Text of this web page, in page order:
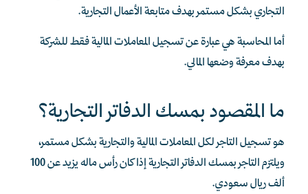
التجاري بشكل مستمر بهدف متابعة الأعمال التجارية.
أما المحاسبة هي عبارة عن تسجيل المعاملات المالية فقط للشركة
بهدف معرفة وضعها المالي.
ما المقصود بمسك الدفاتر التجارية؟
هو تسجيل التاجر لكل المعاملات المالية والتجارية بشكل مستمر،
ويلتزم التاجر بمسك الدفاتر التجارية إذا كان رأس ماله يزيد عن 100
ألف ريال سعودي.